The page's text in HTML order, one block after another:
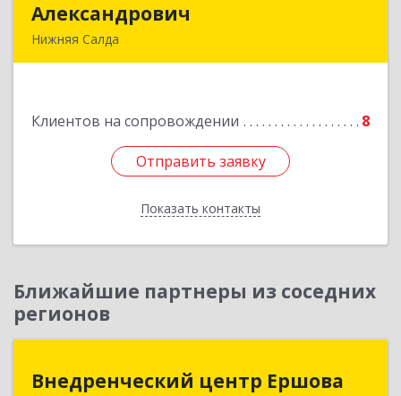
Александрович
Нижняя Салда
Клиентов на сопровождении 8
Отправить заявку
Показать контакты
Подробнее
Отправить заявку
Назад
Ближайшие партнеры из соседних
регионов
Внедренческий центр Ершова
Внедренческий центр Ершова